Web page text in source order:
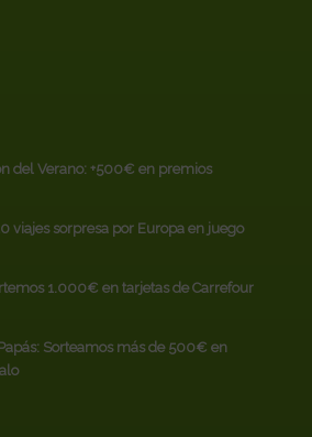
del Verano: +500€ en premios
viajes sorpresa por Europa en juego
1.000€ en tarjetas de Carrefour
Sorteamos más de 500€ en